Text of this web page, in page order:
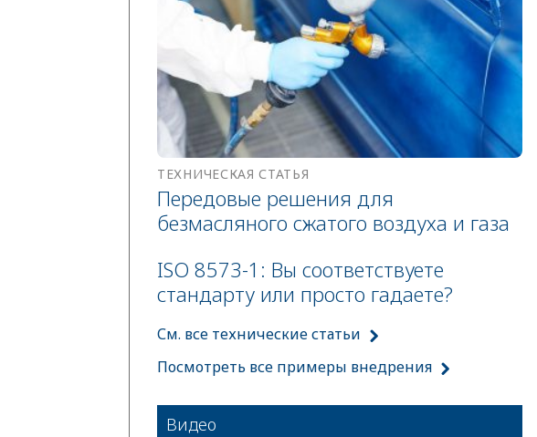
ТЕХНИЧЕСКАЯ СТАТЬЯ
Передовые решения для
безмасляного сжатого воздуха и газа
ISO 8573-1: Вы соответствуете
стандарту или просто гадаете?
См. все технические статьи
Посмотреть все примеры внедрения
Видео